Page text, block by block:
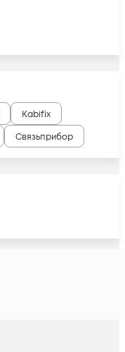
Kabifix
Связьприбор